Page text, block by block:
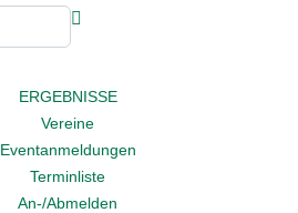
ERGEBNISSE
Vereine
Eventanmeldungen
Terminliste
An-/Abmelden